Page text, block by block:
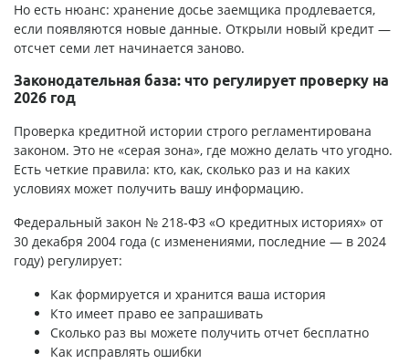
Но есть нюанс: хранение досье заемщика продлевается,
если появляются новые данные. Открыли новый кредит —
отсчет семи лет начинается заново.
Законодательная база: что регулирует проверку на
2026 год
Проверка кредитной истории строго регламентирована
законом. Это не «серая зона», где можно делать что угодно.
Есть четкие правила: кто, как, сколько раз и на каких
условиях может получить вашу информацию.
Федеральный закон № 218-ФЗ «О кредитных историях» от
30 декабря 2004 года (с изменениями, последние — в 2024
году) регулирует:
Как формируется и хранится ваша история
Кто имеет право ее запрашивать
Сколько раз вы можете получить отчет бесплатно
Как исправлять ошибки